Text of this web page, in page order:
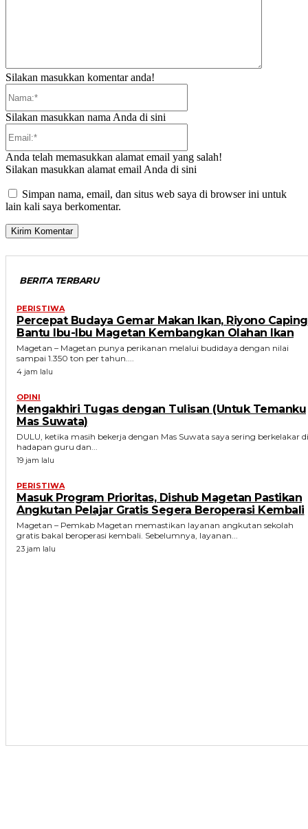
Silakan masukkan komentar anda!
Silakan masukkan nama Anda di sini
Anda telah memasukkan alamat email yang salah!
Silakan masukkan alamat email Anda di sini
Simpan nama, email, dan situs web saya di browser ini untuk
lain kali saya berkomentar.
BERITA TERBARU
PERISTIWA
Percepat Budaya Gemar Makan Ikan, Riyono Caping
Bantu Ibu-Ibu Magetan Kembangkan Olahan Ikan
Magetan – Magetan punya perikanan melalui budidaya dengan nilai
sampai 1.350 ton per tahun....
4 jam lalu
OPINI
Mengakhiri Tugas dengan Tulisan (Untuk Temanku
Mas Suwata)
DULU, ketika masih bekerja dengan Mas Suwata saya sering berkelakar di
hadapan guru dan...
19 jam lalu
PERISTIWA
Masuk Program Prioritas, Dishub Magetan Pastikan
Angkutan Pelajar Gratis Segera Beroperasi Kembali
Magetan – Pemkab Magetan memastikan layanan angkutan sekolah
gratis bakal beroperasi kembali. Sebelumnya, layanan...
23 jam lalu